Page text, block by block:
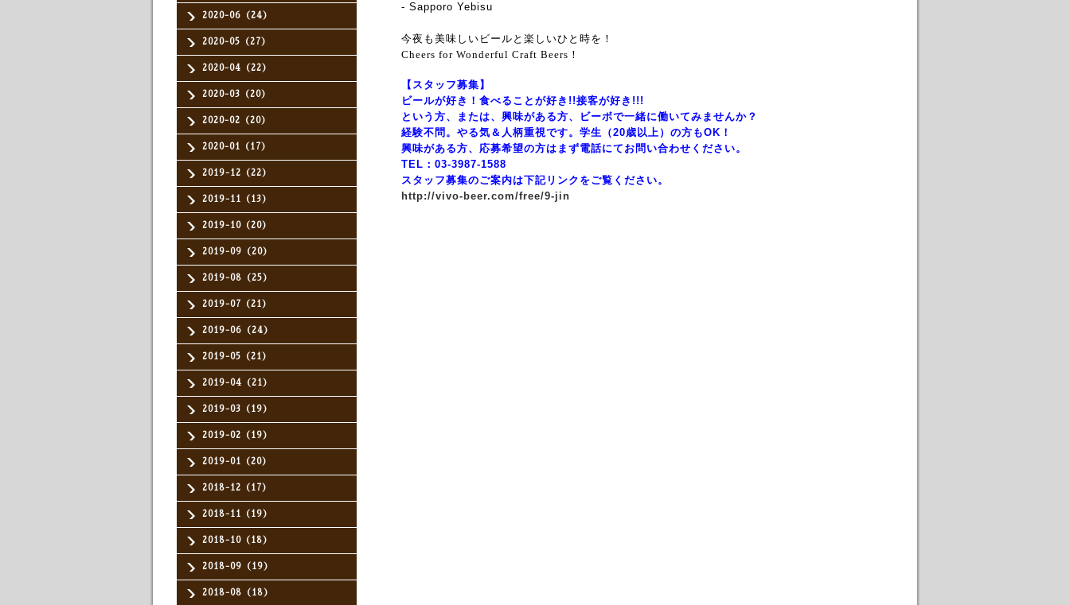
2020-06（24）
2020-05（27）
2020-04（22）
2020-03（20）
2020-02（20）
2020-01（17）
2019-12（22）
2019-11（13）
2019-10（20）
2019-09（20）
2019-08（25）
2019-07（21）
2019-06（24）
2019-05（21）
2019-04（21）
2019-03（19）
2019-02（19）
2019-01（20）
2018-12（17）
2018-11（19）
2018-10（18）
2018-09（19）
2018-08（18）
- Sapporo Yebisu
今夜も美味しいビールと楽しいひと時を！
Cheers for Wonderful Craft Beers！
【スタッフ募集】
ビールが好き！食べることが好き!!接客が好き!!!
という方、または、興味がある方、ビーボで一緒に働いてみませんか？
経験不問。やる気＆人柄重視です。学生（20歳以上）の方もOK！
興味がある方、応募希望の方はまず電話にてお問い合わせください。
TEL：03-3987-1588
スタッフ募集のご案内は下記リンクをご覧ください。
http://vivo-beer.com/free/9-jin